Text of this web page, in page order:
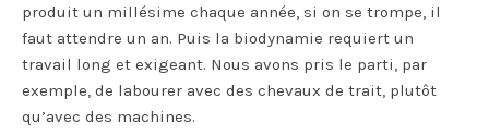
produit un millésime chaque année, si on se trompe, il
faut attendre un an. Puis la biodynamie requiert un
travail long et exigeant. Nous avons pris le parti, par
exemple, de labourer avec des chevaux de trait, plutôt
qu’avec des machines.